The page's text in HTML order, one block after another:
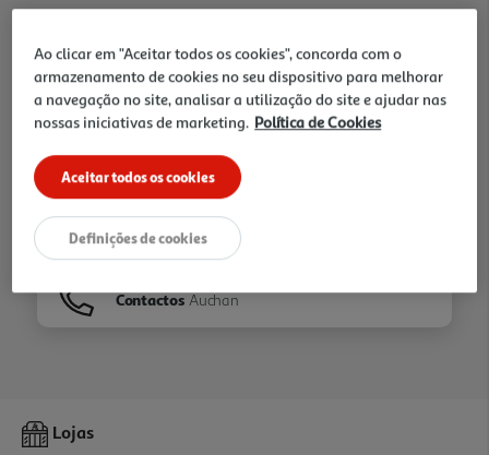
Ir para Homepage
Folhetos
Contactos Auchan
Lojas
Ao clicar em "Aceitar todos os cookies", concorda com o
armazenamento de cookies no seu dispositivo para melhorar
a navegação no site, analisar a utilização do site e ajudar nas
nossas iniciativas de marketing. Política de Cookies
Aceitar todos os cookies
Definições de cookies